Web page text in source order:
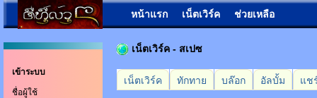
หน้าแรก เน็ตเวิร์ค ช่วยเหลือ
เข้าระบบ
ชื่อผู้ใช้
เน็ตเวิร์ค - สเปซ
เน็ตเวิร์ค ทักทาย บล๊อก อัลบั้ม แช